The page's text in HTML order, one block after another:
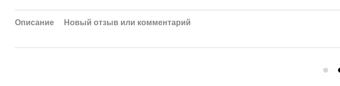
Описание Новый отзыв или комментарий